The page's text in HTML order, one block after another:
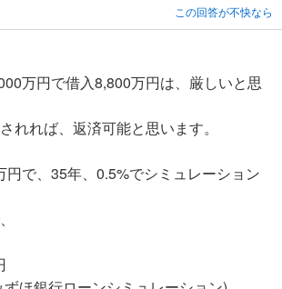
この回答が不快なら
万円で借入8,800万円は、厳しいと思
れれば、返済可能と思います。
円で、35年、0.5%でシミュレーション